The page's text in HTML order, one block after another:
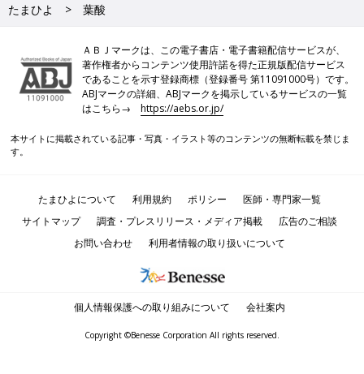
たまひよ 葉酸
ＡＢＪマークは、この電子書店・電子書籍配信サービスが、
著作権者からコンテンツ使用許諾を得た正規版配信サービス
であることを示す登録商標（登録番号 第11091000号）です。
ABJマークの詳細、ABJマークを掲示しているサービスの一覧
はこちら→https://aebs.or.jp/
本サイトに掲載されている記事・写真・イラスト等のコンテンツの無断転載を禁じま
す。
たまひよについて 利用規約 ポリシー
医師・専門家一覧
サイトマップ
調査・プレスリリース・メディア掲載
広告のご相談
お問い合わせ
利用者情報の取り扱いについて
個人情報保護への取り組みについて 会社案内
Copyright ©Benesse Corporation All rights reserved.